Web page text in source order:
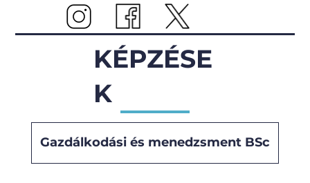
KÉPZÉSE
K
Gazdálkodási és menedzsment BSc